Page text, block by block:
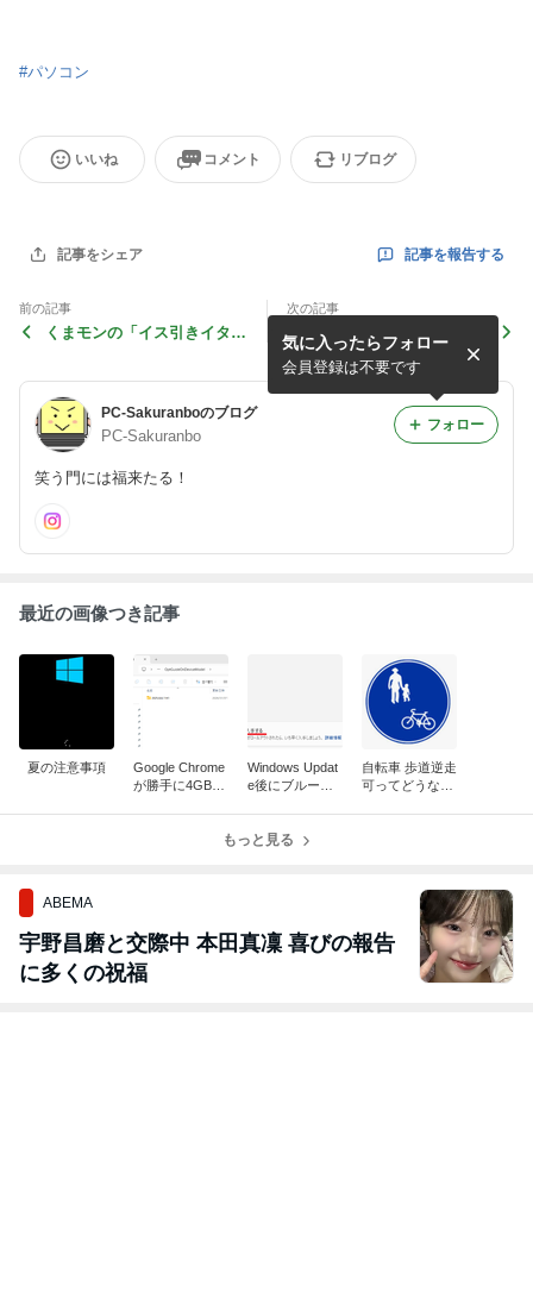
#パソコン
いいね コメント リブログ
記事をシェア 記事を報告する
前の記事
くまモンの「イス引きイタズ
次の記事
自作パソコンのススメ！？
【その弐】
PC-Sakuranboのブログ
PC-Sakuranbo
笑う門には福来たる！
気に入ったらフォロー
会員登録は不要です
フォロー
最近の画像つき記事
夏の注意事項
Google Chrome
が勝手に4GBも
Windows Updat
e後にブルース
ない
自転車 歩道逆走
可ってどうな
もっと見る
ABEMA
宇野昌磨と交際中 本田真凜 喜びの報告
に多くの祝福